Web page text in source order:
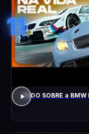
11
TUDO SOBRE a